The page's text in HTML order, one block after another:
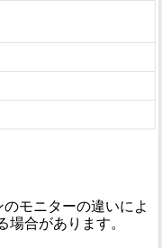
モニターの違いによ
場合があります。